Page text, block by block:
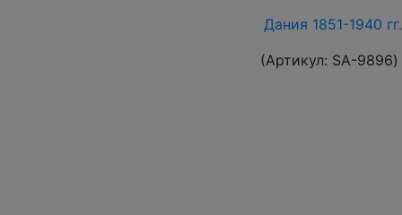
Дания 1851-1940
(Артикул: SA-9896)